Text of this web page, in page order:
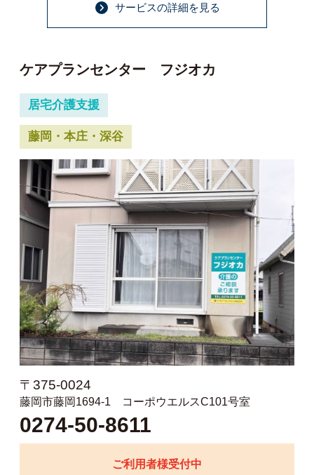
サービスの詳細を見る
ケアプランセンター フジオカ
居宅介護支援
藤岡・本庄・深谷
〒375-0024
藤岡市藤岡1694-1 コーポウエルスC101号室
0274-50-8611
ご利用者様受付中